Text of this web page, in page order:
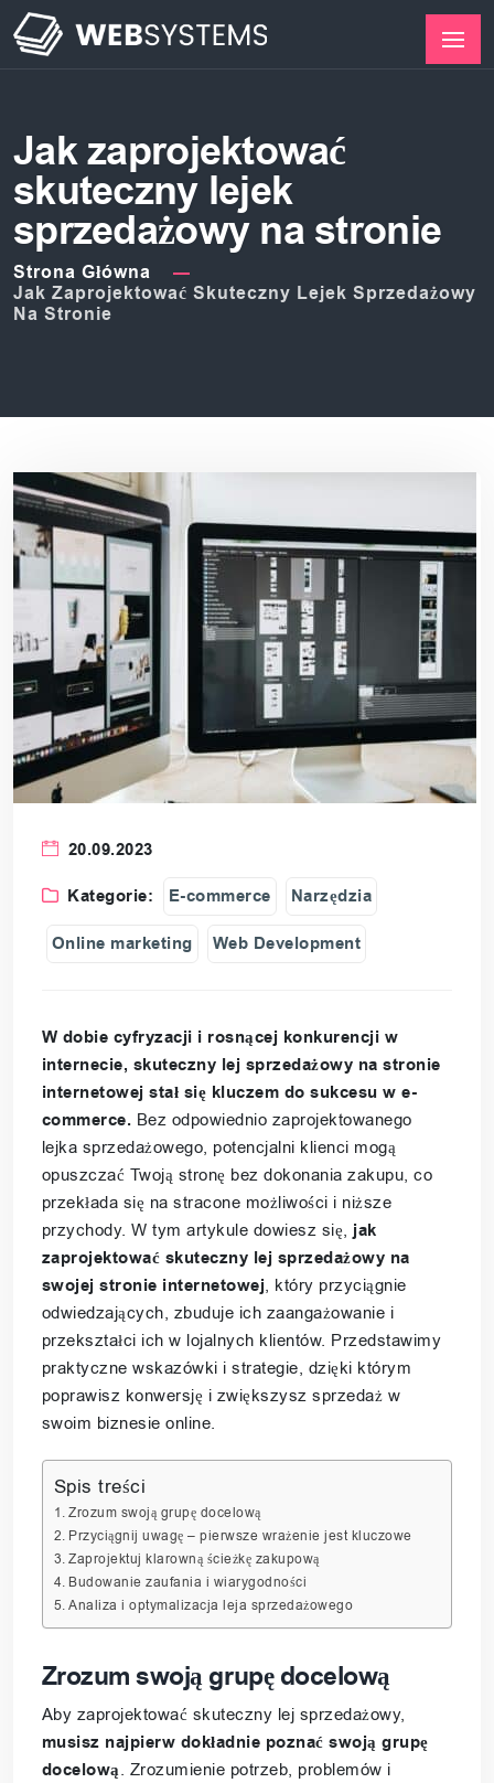
Jak zaprojektować
skuteczny lejek
sprzedażowy na stronie
Strona Główna
Jak Zaprojektować Skuteczny Lejek Sprzedażowy
Na Stronie
20.09.2023
Kategorie:
E-commerce Narzędzia
Online marketing Web Development
W dobie cyfryzacji i rosnącej konkurencji w
internecie, skuteczny lej sprzedażowy na stronie
internetowej stał się kluczem do sukcesu w e-
commerce. Bez odpowiednio zaprojektowanego
lejka sprzedażowego, potencjalni klienci mogą
opuszczać Twoją stronę bez dokonania zakupu, co
przekłada się na stracone możliwości i niższe
przychody. W tym artykule dowiesz się, jak
zaprojektować skuteczny lej sprzedażowy na
swojej stronie internetowej, który przyciągnie
odwiedzających, zbuduje ich zaangażowanie i
przekształci ich w lojalnych klientów. Przedstawimy
praktyczne wskazówki i strategie, dzięki którym
poprawisz konwersję i zwiększysz sprzedaż w
swoim biznesie online.
Spis treści
Zrozum swoją grupę docelową
Przyciągnij uwagę – pierwsze wrażenie jest kluczowe
Zaprojektuj klarowną ścieżkę zakupową
Budowanie zaufania i wiarygodności
Analiza i optymalizacja leja sprzedażowego
Zrozum swoją grupę docelową
Aby zaprojektować skuteczny lej sprzedażowy,
musisz najpierw dokładnie poznać swoją grupę
docelową. Zrozumienie potrzeb, problemów i